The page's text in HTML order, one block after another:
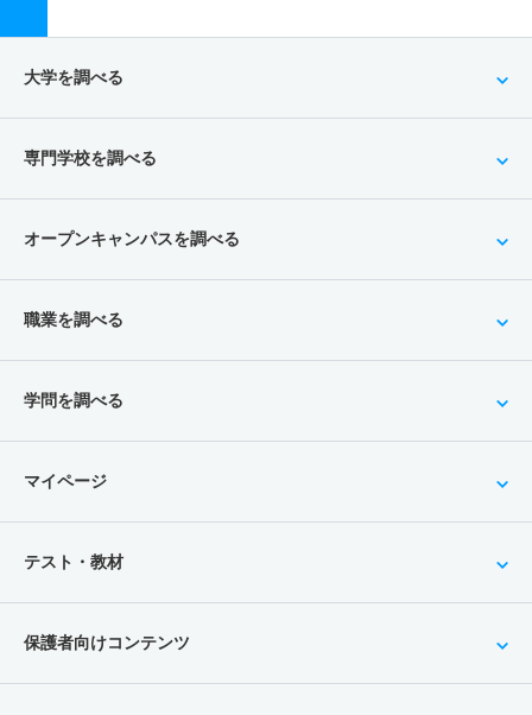
大学を調べる
専門学校を調べる
オープンキャンパスを調べる
職業を調べる
学問を調べる
マイページ
テスト・教材
保護者向けコンテンツ